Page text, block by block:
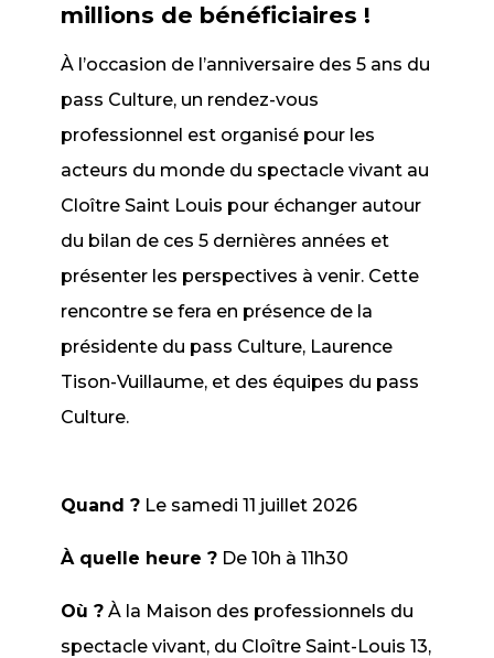
millions de bénéficiaires !
À l’occasion de l’anniversaire des 5 ans du
pass Culture, un rendez-vous
professionnel est organisé pour les
acteurs du monde du spectacle vivant au
Cloître Saint Louis pour échanger autour
du bilan de ces 5 dernières années et
présenter les perspectives à venir. Cette
rencontre se fera en présence de la
présidente du pass Culture, Laurence
Tison-Vuillaume, et des équipes du pass
Culture.
Quand ? Le samedi 11 juillet 2026
À quelle heure ? De 10h à 11h30
Où ? À la Maison des professionnels du
spectacle vivant, du Cloître Saint-Louis 13,